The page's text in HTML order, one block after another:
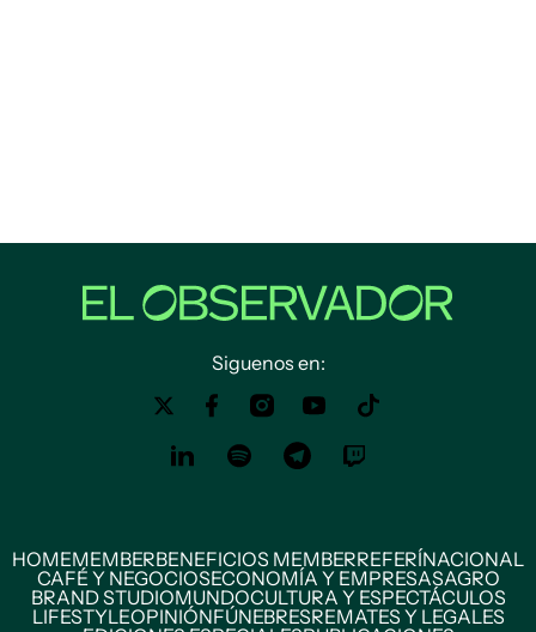
Siguenos en:
HOMEMEMBERBENEFICIOS MEMBERREFERÍNACIONAL
CAFÉ Y NEGOCIOSECONOMÍA Y EMPRESASAGRO
BRAND STUDIOMUNDOCULTURA Y ESPECTÁCULOS
LIFESTYLEOPINIÓNFÚNEBRESREMATES Y LEGALES